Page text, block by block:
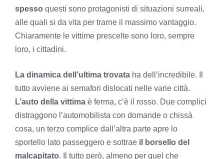
spesso questi sono protagonisti di situazioni surreali,
alle quali si da vita per trarne il massimo vantaggio.
Chiaramente le vittime prescelte sono loro, sempre
loro, i cittadini.
La dinamica dell’ultima trovata ha dell’incredibile. Il
tutto avviene ai semafori dislocati nelle varie città.
L’auto della vittima è ferma, c’è il rosso. Due complici
distraggono l’automobilista con domande o chissà
cosa, un terzo complice dall’altra parte apre lo
sportello lato passeggero e sottrae il borsello del
malcapitato. Il tutto però, almeno per quel che